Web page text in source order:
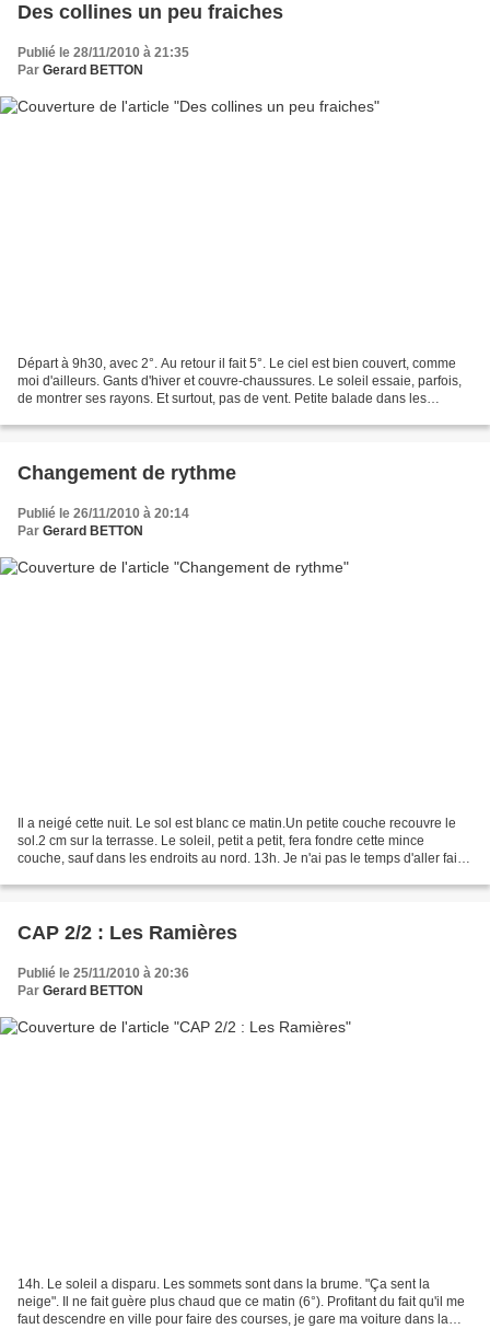
Des collines un peu fraiches
Publié le 28/11/2010 à 21:35
Par Gerard BETTON
Départ à 9h30, avec 2°. Au retour il fait 5°. Le ciel est bien couvert, comme
moi d'ailleurs. Gants d'hiver et couvre-chaussures. Le soleil essaie, parfois,
de montrer ses rayons. Et surtout, pas de vent. Petite balade dans les
Changement de rythme
Publié le 26/11/2010 à 20:14
Par Gerard BETTON
Il a neigé cette nuit. Le sol est blanc ce matin.Un petite couche recouvre le
sol.2 cm sur la terrasse. Le soleil, petit a petit, fera fondre cette mince
couche, sauf dans les endroits au nord. 13h. Je n'ai pas le temps d'aller faire
CAP 2/2 : Les Ramières
Publié le 25/11/2010 à 20:36
Par Gerard BETTON
14h. Le soleil a disparu. Les sommets sont dans la brume. "Ça sent la
neige". Il ne fait guère plus chaud que ce matin (6°). Profitant du fait qu'il me
faut descendre en ville pour faire des courses, je gare ma voiture dans la